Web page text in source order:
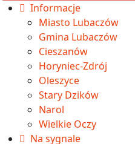
Informacje
Miasto Lubaczów
Gmina Lubaczów
Cieszanów
Horyniec-Zdrój
Oleszyce
Stary Dzików
Narol
Wielkie Oczy
Na sygnale